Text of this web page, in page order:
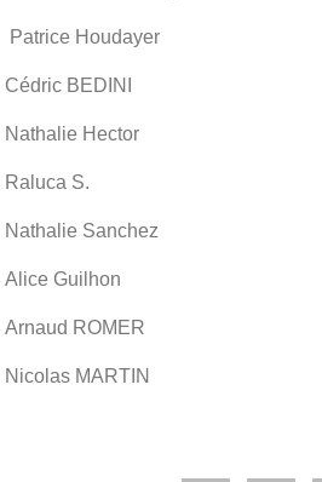
Patrice Houdayer
Cédric BEDINI
Nathalie Hector
Raluca S.
Nathalie Sanchez
Alice Guilhon
Arnaud ROMER
Nicolas MARTIN